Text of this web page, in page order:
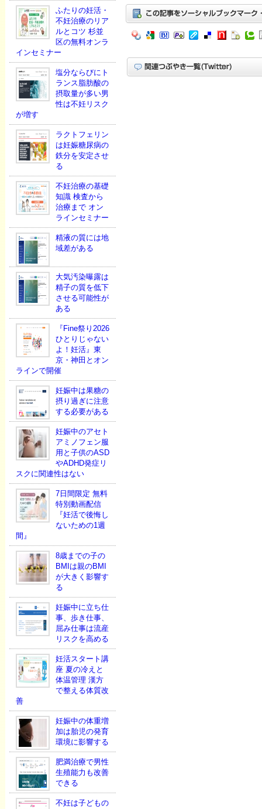
ふたりの妊活・
不妊治療のリア
ルとコツ 杉並
区の無料オンラ
インセミナー
塩分ならびにト
ランス脂肪酸の
摂取量が多い男
性は不妊リスク
が増す
ラクトフェリン
は妊娠糖尿病の
鉄分を安定させ
る
不妊治療の基礎
知識 検査から
治療まで オン
ラインセミナー
精液の質には地
域差がある
大気汚染曝露は
精子の質を低下
させる可能性が
ある
『Fine祭り2026
ひとりじゃない
よ！妊活』東
京・神田とオン
ラインで開催
妊娠中は果糖の
摂り過ぎに注意
する必要がある
妊娠中のアセト
アミノフェン服
用と子供のASD
やADHD発症リ
スクに関連性はない
7日間限定 無料
特別動画配信
『妊活で後悔し
ないための1週
間』
8歳までの子の
BMIは親のBMI
が大きく影響す
る
妊娠中に立ち仕
事、歩き仕事、
屈み仕事は流産
リスクを高める
妊活スタート講
座 夏の冷えと
体温管理 漢方
で整える体質改
善
妊娠中の体重増
加は胎児の発育
環境に影響する
肥満治療で男性
生殖能力も改善
できる
不妊は子どもの